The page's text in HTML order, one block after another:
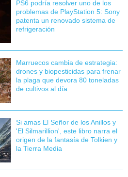
PS6 podría resolver uno de los
problemas de PlayStation 5: Sony
patenta un renovado sistema de
refrigeración
Marruecos cambia de estrategia:
drones y biopesticidas para frenar
la plaga que devora 80 toneladas
de cultivos al día
Si amas El Señor de los Anillos y
'El Silmarillion', este libro narra el
origen de la fantasía de Tolkien y
la Tierra Media